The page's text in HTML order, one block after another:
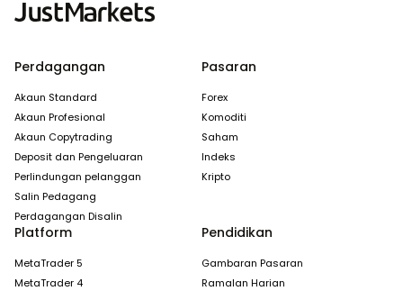
Perdagangan
Akaun Standard
Akaun Profesional
Akaun Copytrading
Deposit dan Pengeluaran
Perlindungan pelanggan
Salin Pedagang
Perdagangan Disalin
Pasaran
Forex
Komoditi
Saham
Indeks
Kripto
Platform
MetaTrader 5
MetaTrader 4
Pendidikan
Gambaran Pasaran
Ramalan Harian